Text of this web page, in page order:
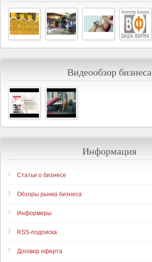
Видеообзор бизнеса
Информация
Статьи о бизнесе
Обзоры рынка бизнеса
Информеры
RSS-подписка
Договор оферта